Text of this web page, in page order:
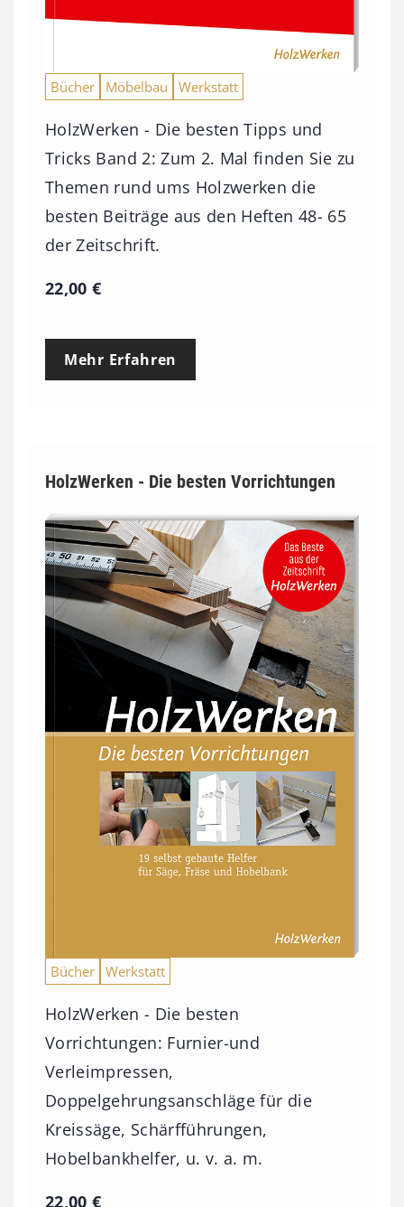
Bücher Möbelbau Werkstatt
HolzWerken - Die besten Tipps und
Tricks Band 2: Zum 2. Mal finden Sie zu
Themen rund ums Holzwerken die
besten Beiträge aus den Heften 48- 65
der Zeitschrift.
22,00€
Mehr Erfahren
HolzWerken - Die besten Vorrichtungen
Bücher Werkstatt
HolzWerken - Die besten
Vorrichtungen: Furnier-und
Verleimpressen,
Doppelgehrungsanschläge für die
Kreissäge, Schärfführungen,
Hobelbankhelfer, u. v. a. m.
22,00€